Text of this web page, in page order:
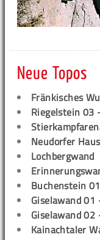
Neue Topos
Fränkisches
Riegelstein 03
Neudorfer
Lochbergwand
Buchenstein
Giselawand
Giselawand 02
Kainachtaler